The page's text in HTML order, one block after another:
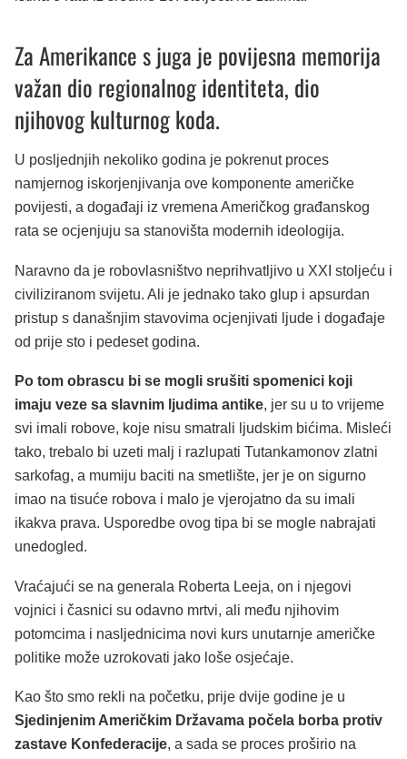
Za Amerikance s juga je povijesna memorija
važan dio regionalnog identiteta, dio
njihovog kulturnog koda.
U posljednjih nekoliko godina je pokrenut proces
namjernog iskorjenjivanja ove komponente američke
povijesti, a događaji iz vremena Američkog građanskog
rata se ocjenjuju sa stanovišta modernih ideologija.
Naravno da je robovlasništvo neprihvatljivo u XXI stoljeću i
civiliziranom svijetu. Ali je jednako tako glup i apsurdan
pristup s današnjim stavovima ocjenjivati ljude i događaje
od prije sto i pedeset godina.
Po tom obrascu bi se mogli srušiti spomenici koji
imaju veze sa slavnim ljudima antike, jer su u to vrijeme
svi imali robove, koje nisu smatrali ljudskim bićima. Misleći
tako, trebalo bi uzeti malj i razlupati Tutankamonov zlatni
sarkofag, a mumiju baciti na smetlište, jer je on sigurno
imao na tisuće robova i malo je vjerojatno da su imali
ikakva prava. Usporedbe ovog tipa bi se mogle nabrajati
unedogled.
Vraćajući se na generala Roberta Leeja, on i njegovi
vojnici i časnici su odavno mrtvi, ali među njihovim
potomcima i nasljednicima novi kurs unutarnje američke
politike može uzrokovati jako loše osjećaje.
Kao što smo rekli na početku, prije dvije godine je u
Sjedinjenim Američkim Državama počela borba protiv
zastave Konfederacije, a sada se proces proširio na